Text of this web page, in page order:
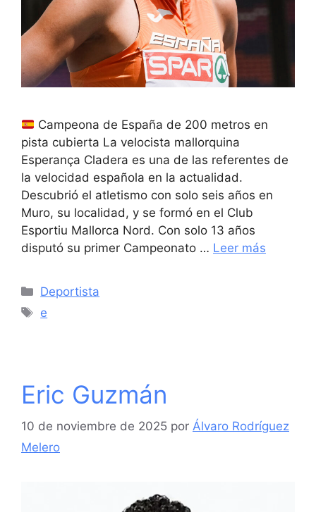
Campeona de España de 200 metros en
pista cubierta La velocista mallorquina
Esperança Cladera es una de las referentes de
la velocidad española en la actualidad.
Descubrió el atletismo con solo seis años en
Muro, su localidad, y se formó en el Club
Esportiu Mallorca Nord. Con solo 13 años
disputó su primer Campeonato … Leer más
Categorías
Deportista
Etiquetas
e
Eric Guzmán
10 de noviembre de 2025 por Álvaro Rodríguez
Melero